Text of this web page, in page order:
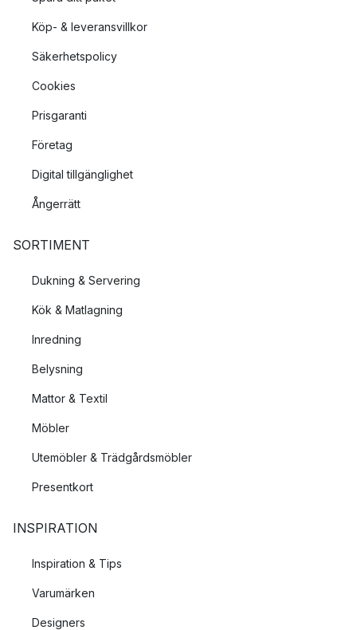
Köp- & leveransvillkor
Säkerhetspolicy
Cookies
Prisgaranti
Företag
Digital tillgänglighet
Ångerrätt
SORTIMENT
Dukning & Servering
Kök & Matlagning
Inredning
Belysning
Mattor & Textil
Möbler
Utemöbler & Trädgårdsmöbler
Presentkort
INSPIRATION
Inspiration & Tips
Varumärken
Designers